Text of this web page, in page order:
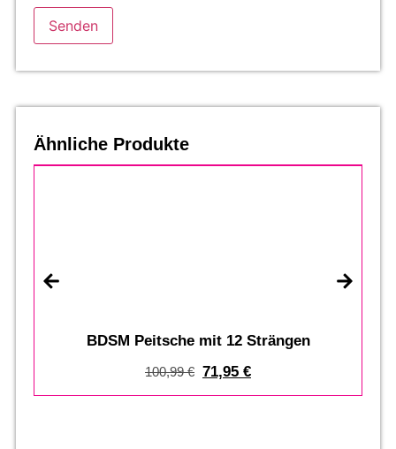
Ähnliche Produkte
BDSM Peitsche mit 12 Strängen
100,99€ 71,95 €